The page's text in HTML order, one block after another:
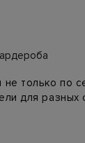
только по
для